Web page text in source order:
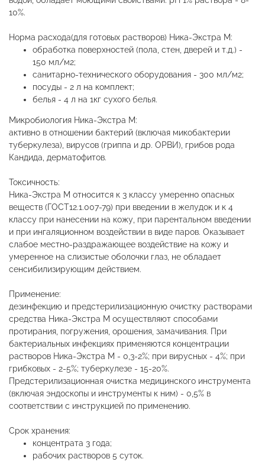
10%.
Норма расхода(для готовых растворов) Ника-Экстра М:
обработка поверхностей (пола, стен, дверей и т.д.) -
150 мл/м2;
санитарно-технического оборудования - 300 мл/м2;
посуды - 2 л на комплект;
белья - 4 л на 1кг сухого белья.
Микробиология Ника-Экстра М:
активно в отношении бактерий (включая микобактерии
туберкулеза), вирусов (гриппа и др. ОРВИ), грибов рода
Кандида, дерматофитов.
Токсичность:
Ника-Экстра М относится к 3 классу умеренно опасных
веществ (ГОСТ12.1.007-79) при введении в желудок и к 4
классу при нанесении на кожу, при парентальном введении
и при ингаляционном воздействии в виде паров. Оказывает
слабое местно-раздражающее воздействие на кожу и
умеренное на слизистые оболочки глаз, не обладает
сенсибилизирующим действием.
Применение:
дезинфекцию и предстерилизационную очистку растворами
средства Ника-Экстра М осуществляют способами
протирания, погружения, орошения, замачивания. При
бактериальных инфекциях применяются концентрации
растворов Ника-Экстра М - 0,3-2%; при вирусных - 4%; при
грибковых - 2-5%; туберкулезе - 15-20%.
Предстерилизационная очистка медицинского инструмента
(включая эндоскопы и инструменты к ним) - 0,5% в
соответствии с инструкцией по применению.
Срок хранения:
концентрата 3 года;
рабочих растворов 5 суток.